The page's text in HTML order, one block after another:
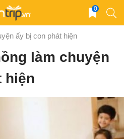
0
ấy bị con phát hiện
làm chuyện
hiện